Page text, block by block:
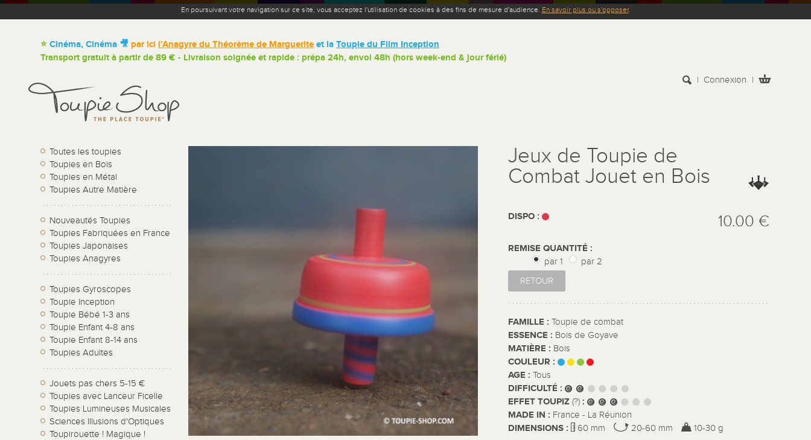
En poursuivant votre navigation sur ce site, vous acceptez l'utilisation de cookies à des fins de mesure d'audience. En savoir plus ou s'opposer.
⭐Cinéma, Cinéma 🎥 par ici l’Anagyre du Théorème de Marguerite et laToupie du Film Inception
Transport gratuit à partir de 89 € - Livraison soignée et rapide : prépa 24h, envoi 48h (hors week-end & jour férié)
Connexion
Toutes les toupies
Toupies en Bois
Toupies en Métal
Toupies Autre Matière
Nouveautés Toupies
Toupies Fabriquées en France
Toupies Japonaises
Toupies Anagyres
Toupies Gyroscopes
Toupie Inception
Toupie Bébé 1-3 ans
Toupie Enfant 4-8 ans
Toupie Enfant 8-14 ans
Toupies Adultes
Jouets pas chers 5-15 €
Toupies avec Lanceur Ficelle
Toupies Lumineuses Musicales
Sciences Illusions d'Optiques
Toupirouette ! Magique !
Jeux de Toupie de
Combat Jouet en Bois
DISPO : 10.00 €
REMISE QUANTITÉ :
par 1
par 2
RETOUR
FAMILLE :Toupie de combat
ESSENCE : Bois de Goyave
MATIÈRE : Bois
COULEUR :
AGE :Tous
DIFFICULTÉ :
EFFET TOUPIZ(?) :
MADE IN : France - La Réunion
DIMENSIONS : 60 mm 20-60 mm 10-30 g